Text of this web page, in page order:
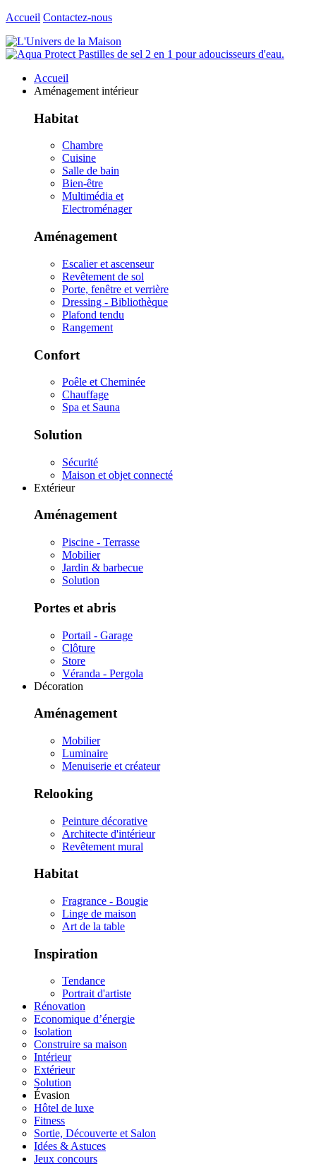
Accueil Contactez-nous
Accueil
Aménagement intérieur
Habitat
Chambre
Cuisine
Salle de bain
Bien-être
Multimédia et
Electroménager
Aménagement
Escalier et ascenseur
Revêtement de sol
Porte, fenêtre et verrière
Dressing - Bibliothèque
Plafond tendu
Rangement
Confort
Poêle et Cheminée
Chauffage
Spa et Sauna
Solution
Sécurité
Maison et objet connecté
Extérieur
Aménagement
Piscine - Terrasse
Mobilier
Jardin & barbecue
Solution
Portes et abris
Portail - Garage
Clôture
Store
Véranda - Pergola
Décoration
Aménagement
Mobilier
Luminaire
Menuiserie et créateur
Relooking
Peinture décorative
Architecte d'intérieur
Revêtement mural
Habitat
Fragrance - Bougie
Linge de maison
Art de la table
Inspiration
Tendance
Portrait d'artiste
Rénovation
Economique d’énergie
Isolation
Construire sa maison
Intérieur
Extérieur
Solution
Évasion
Hôtel de luxe
Fitness
Sortie, Découverte et Salon
Idées & Astuces
Jeux concours